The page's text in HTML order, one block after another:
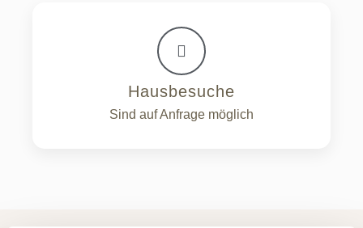
Hausbesuche
Sind auf Anfrage möglich